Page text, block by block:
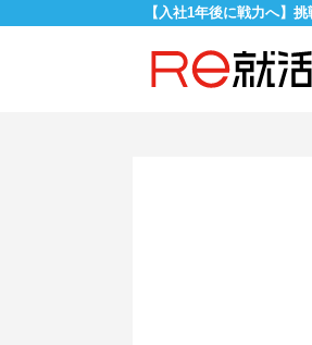
【入社1年後に戦力へ】